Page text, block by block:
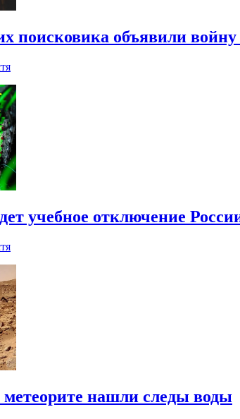
поисковика объявили
учебное отключение
нашли следы воды